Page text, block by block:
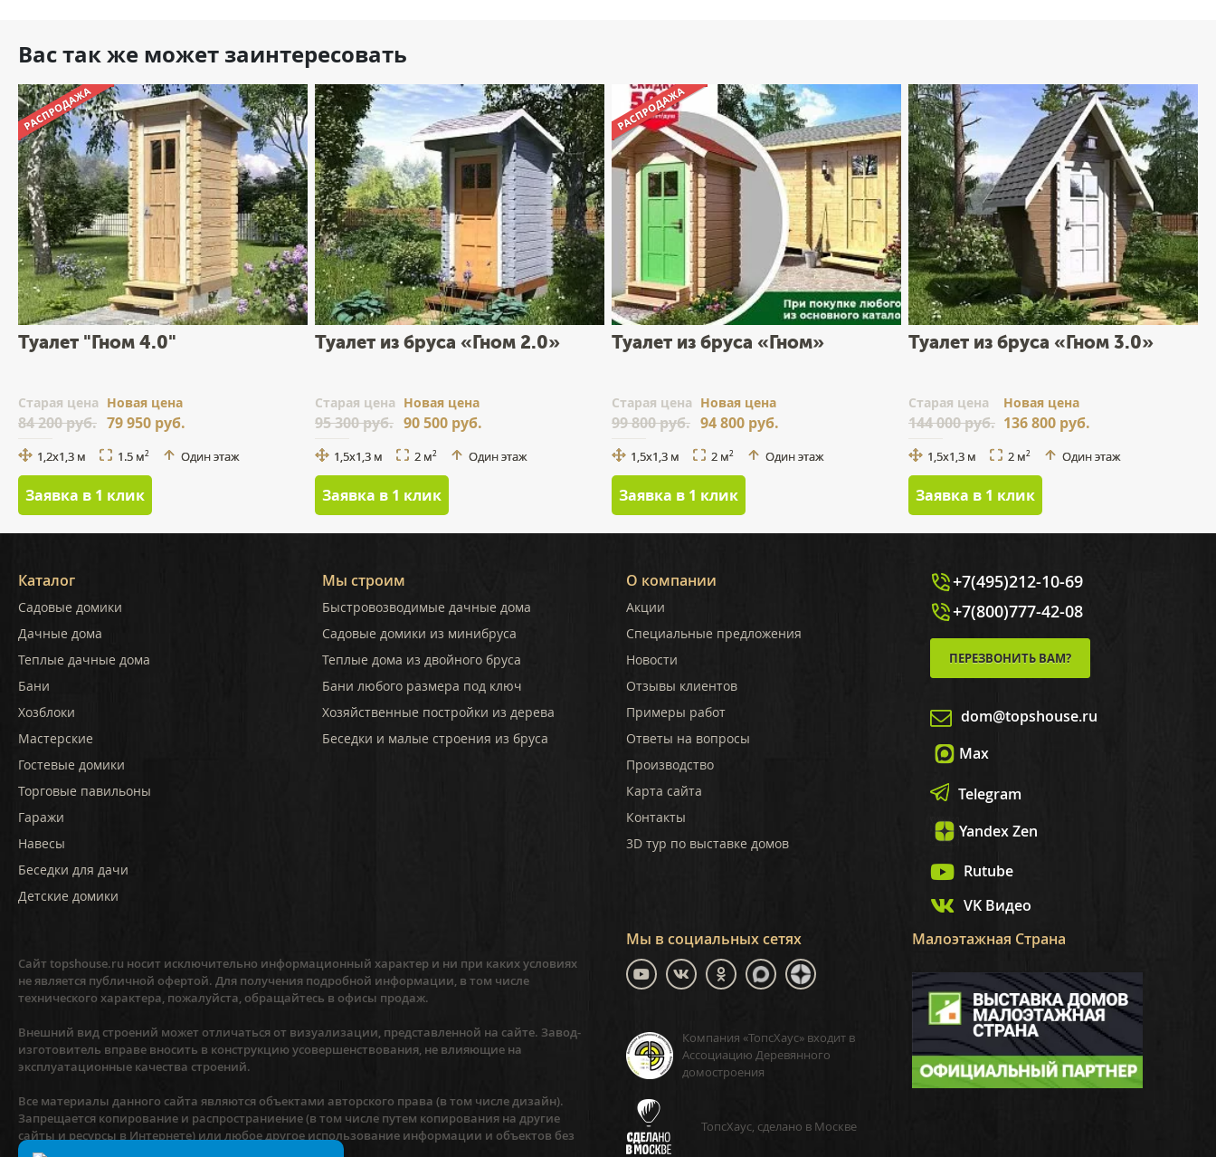
Вас так же может заинтересовать
Туалет "Гном 4.0"
Cтарая цена
84 200 руб.
Новая цена
79 950 руб.
1,2x1,3 м 1.5 м2 Один этаж
Заявка в 1 клик
Туалет из бруса «Гном 2.0»
Cтарая цена
95 300 руб.
Новая цена
90 500 руб.
1,5x1,3 м 2 м2 Один этаж
Заявка в 1 клик
Туалет из бруса «Гном»
Cтарая цена
99 800 руб.
Новая цена
94 800 руб.
1,5x1,3 м 2 м2 Один этаж
Заявка в 1 клик
Туалет из бруса «Гном 3.0»
Cтарая цена
144 000 руб.
Новая цена
136 800 руб.
1,5x1,3 м 2 м2 Один этаж
Заявка в 1 клик
Каталог
Садовые домики
Дачные дома
Теплые дачные дома
Бани
Хозблоки
Мастерские
Гостевые домики
Торговые павильоны
Гаражи
Навесы
Беседки для дачи
Детские домики
Мы строим
Быстровозводимые дачные дома
Садовые домики из минибруса
Теплые дома из двойного бруса
Бани любого размера под ключ
Хозяйственные постройки из дерева
Беседки и малые строения из бруса
О компании
Акции
Специальные предложения
Новости
Отзывы клиентов
Примеры работ
Ответы на вопросы
Производство
Карта сайта
Контакты
3D тур по выставке домов
+7(495)212-10-69
+7(800)777-42-08
ПЕРЕЗВОНИТЬ ВАМ?
dom@topshouse.ru
Max
Telegram
Yandex Zen
Rutube
VK Видео
Мы в социальных сетях
Компания «ТопсХаус» входит в
Ассоциацию Деревянного
домостроения
ТопсХаус, сделано в Москве
Малоэтажная Страна
Сайт topshouse.ru носит исключительно информационный характер и ни при каких условиях
не является публичной офертой. Для получения подробной информации, в том числе
технического характера, пожалуйста, обращайтесь в офисы продаж.
Внешний вид строений может отличаться от визуализации, представленной на сайте. Завод-
изготовитель вправе вносить в конструкцию усовершенствования, не влияющие на
эксплуатационные качества строений.
Все материалы данного сайта являются объектами авторского права (в том числе дизайн).
Запрещается копирование и распространиение (в том числе путем копирования на другие
сайты и ресурсы в Интернете) или любое другое использование информации и объектов без
предварительного согласия правообладателя.